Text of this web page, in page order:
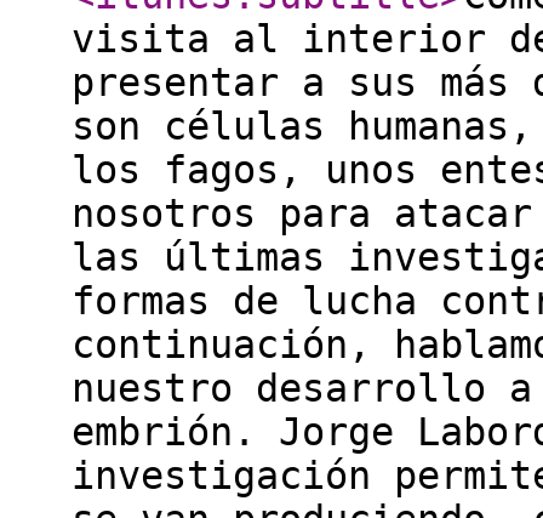
visita al interior de
presentar a sus
son células
los fagos, unos
nosotros para
las últimas
formas de lucha
continuación,
nuestro desarrollo
embrión. Jorge
investigación